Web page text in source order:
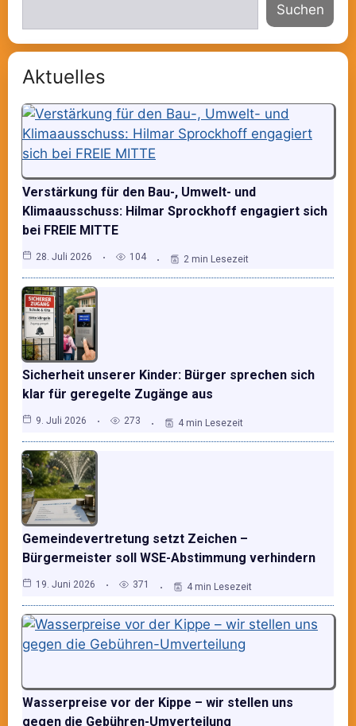
Suchen
Aktuelles
Verstärkung für den Bau-, Umwelt- und
Klimaausschuss: Hilmar Sprockhoff engagiert sich
bei FREIE MITTE
28. Juli 2026 104 2 min Lesezeit
Sicherheit unserer Kinder: Bürger sprechen sich
klar für geregelte Zugänge aus
9. Juli 2026 273 4 min Lesezeit
Gemeindevertretung setzt Zeichen –
Bürgermeister soll WSE-Abstimmung verhindern
19. Juni 2026 371 4 min Lesezeit
Wasserpreise vor der Kippe – wir stellen uns
gegen die Gebühren-Umverteilung